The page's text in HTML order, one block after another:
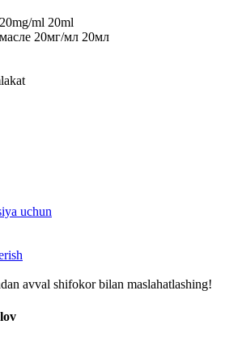
ml 20ml
20мг/мл 20мл
uchun
avval shifokor bilan maslahatlashing!